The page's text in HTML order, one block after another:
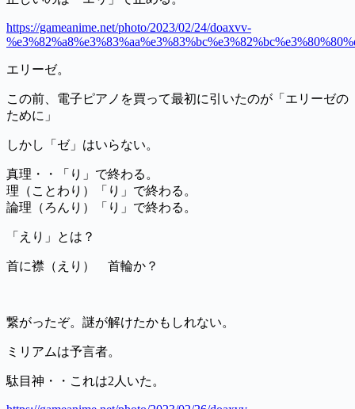
https://gameanime.net/photo/2023/02/24/doaxvv-
エリーゼ。
この前、電子ピアノを買って最初に引いたのが「エリーゼの
ために」
しかし「ゼ」はいらない。
真理・・「り」で終わる。
理（ことわり）「り」で終わる。
論理（ろんり）「り」で終わる。
「えり」とは？
首に襟（えり） 首輪か？
繋がったぞ。謎が解けたかもしれない。
ミリアムは予言者。
駄目神・・これは2人いた。